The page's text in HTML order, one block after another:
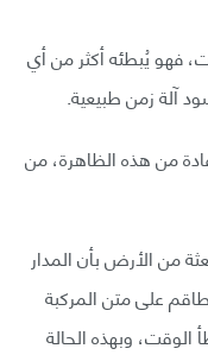
فهو يُبطئه أكثر من أي
آلة زمن طبيعية.
من هذه الظاهرة، من
من الأرض بأن المدار
للطاقم على متن المركبة
وبهذه الحالة